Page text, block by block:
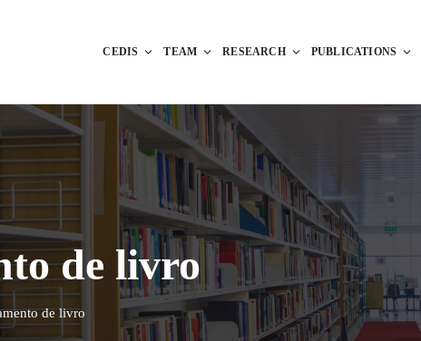
CEDIS TEAM RESEARCH PUBLICATIONS
de livro
de livro